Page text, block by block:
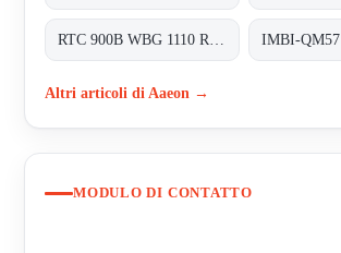
IMBI-QM57
Altri articoli di Aaeon →
MODULO DI CONTATTO